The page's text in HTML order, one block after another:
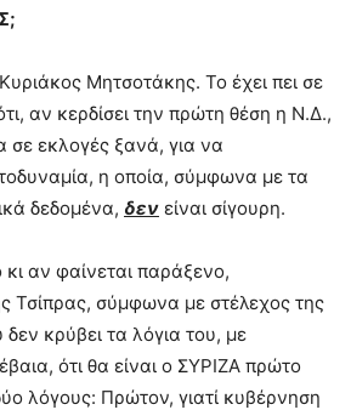
Μητσοτάκης. Το έχει πει σε
αν κερδίσει την πρώτη θέση η Ν.Δ.,
σε εκλογές ξανά, για να
η οποία, σύμφωνα με τα
δεδομένα, δεν είναι σίγουρη.
αν φαίνεται παράξενο,
Τσίπρας, σύμφωνα με στέλεχος της
κρύβει τα λόγια του, με
ότι θα είναι ο ΣΥΡΙΖΑ πρώτο
λόγους: Πρώτον, γιατί κυβέρνηση